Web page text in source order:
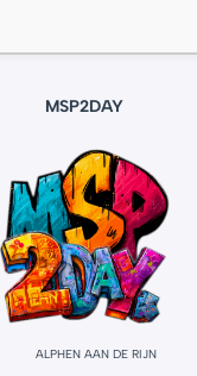
MSP2DAY
ALPHEN AAN DE RIJN